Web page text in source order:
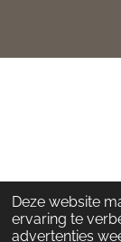
Deze website
ervaring te
advertenties